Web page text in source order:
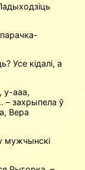
Усе кідалі, а
у-ааа,
захрыпела ў
Вера
мужчынскі